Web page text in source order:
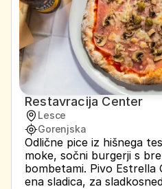
Restavracija Center
Lesce
Gorenjska
Odlične pice iz hišnega
moke, sočni burgerji s
bombetami. Pivo Estrella
ena sladica, za